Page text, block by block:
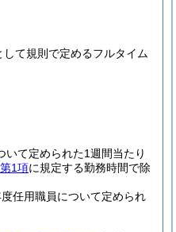
て規則で定めるフルタイム
て定められた1週間当たり
1項に規定する勤務時間で除
任用職員について定められ